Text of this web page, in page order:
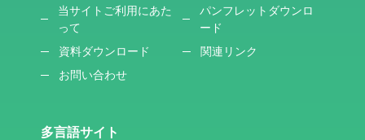
当サイトご利用にあた
って
パンフレットダウンロ
ード
資料ダウンロード
関連リンク
お問い合わせ
多言語サイト